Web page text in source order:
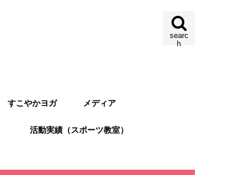
searc
h
すこやかヨガ メディア
活動実績（スポーツ教室）